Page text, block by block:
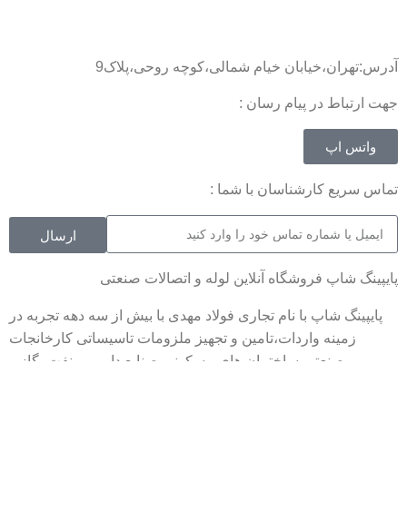
آدرس:تهران،خیابان خیام شمالی،کوچه روحی،پلاک9
جهت ارتباط در پیام رسان :
واتس اپ
تماس سریع کارشناسان با شما :
ارسال
پایپینگ شاپ فروشگاه آنلاین لوله و اتصالات صنعتی
پایپینگ شاپ با نام تجاری فولاد مهدی با بیش از سه دهه تجربه در
زمینه واردات،تامین و تجهیز ملزومات تاسیساتی کارخانجات
صنعتی،ساختمان های مسکونی،صنایع دارویی ،نفت، گاز و